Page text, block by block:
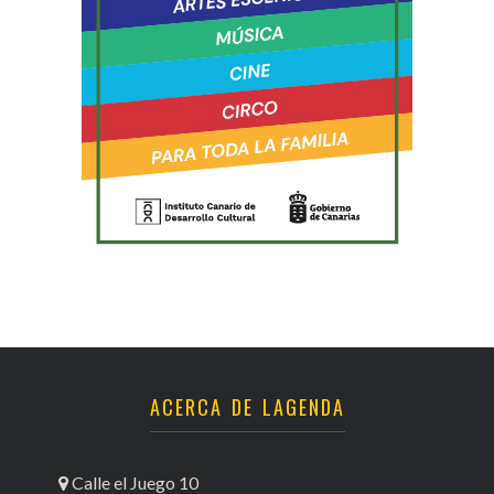
ACERCA DE LAGENDA
Calle el Juego 10